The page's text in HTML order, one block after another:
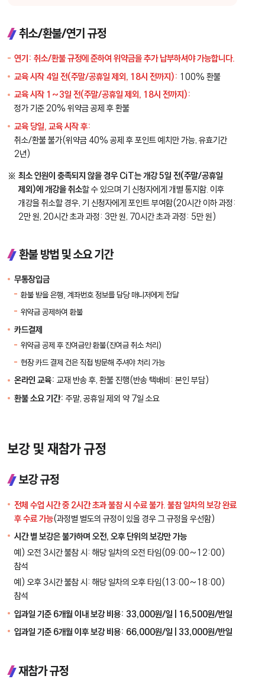
취소/환불/연기 규정
연기: 취소/환불 규정에 준하여 위약금을 추가 납부하셔야 가능합니다.
교육 시작 4일 전(주말/공휴일 제외, 18시 전까지): 100% 환불
교육 시작 1~3일 전(주말/공휴일 제외, 18시 전까지):
정가 기준 20% 위약금 공제 후 환불
교육 당일, 교육 시작 후:
취소/환불 불가(위약금 40% 공제 후 포인트 예치만 가능, 유효기간
2년)
최소 인원이 충족되지 않을 경우 CiT는 개강 5일 전(주말/공휴일
제외)에 개강을 취소할 수 있으며 기 신청자에게 개별 통지함. 이후
개강을 취소할 경우, 기 신청자에게 포인트 부여함(20시간 이하 과정:
2만 원, 20시간 초과 과정: 3만 원, 70시간 초과 과정: 5만 원)
환불 방법 및 소요 기간
무통장입금
환불 받을 은행, 계좌번호 정보를 담당 매니저에게 전달
위약금 공제하여 환불
카드결제
위약금 공제 후 잔여금만 환불(잔여금 취소 처리)
현장 카드 결제 건은 직접 방문해 주셔야 처리 가능
온라인 교육: 교재 반송 후, 환불 진행(반송 택배비: 본인 부담)
환불 소요 기간: 주말, 공휴일 제외 약 7일 소요
보강 및 재참가 규정
보강 규정
전체 수업 시간 중 2시간 초과 불참 시 수료 불가. 불참 일차의 보강 완료
후 수료 가능(과정별 별도의 규정이 있을 경우 그 규정을 우선함)
시간 별 보강은 불가하며 오전, 오후 단위의 보강만 가능
예) 오전 3시간 불참 시: 해당 일차의 오전 타임(09:00~12:00)
참석
예) 오후 3시간 불참 시: 해당 일차의 오후 타임(13:00~18:00)
참석
입과일 기준 6개월 이내 보강 비용: 33,000원/일 | 16,500원/반일
입과일 기준 6개월 이후 보강 비용: 66,000원/일 | 33,000원/반일
재참가 규정